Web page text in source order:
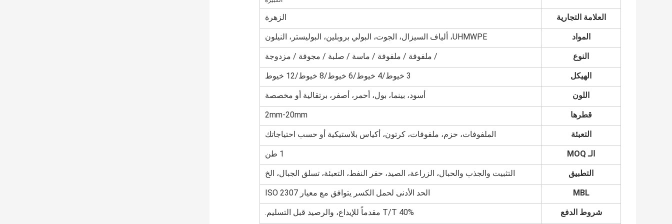
العلامة التجارية الزهرة
المواد UHMWPE، ألياف السيزال، الجوت، البولي بروبلين، البوليستر، النيلون
النوع / ملفوفة / ملفوفة / ماسة / صلبة / مجوفة / مزدوجة
الهيكل 3 خيوط/4 خيوط/6 خيوط/8 خيوط/12 خيوط
اللون أسود، بينما، بول، أحمر، أصفر، برتقالية أو مخصصة
قطرها 2mm-20mm
التعبئة الملفوفات، حزم، ملفوفات، كرتون، أكياس بلاستيكية أو حسب احتياجاتك
الـ MOQ 1 طن
التطبيق التثبيت والجذب والحبال، الزراعة، الصيد، حفر النفط، التعبئة، تسلق الجبال، الخ
MBL الحد الأدنى لحمل الكسر يتوافق مع معيار ISO 2307
شروط الدفع T/T 40% مقدماً للإيداع، والرصيد قبل التسليم.